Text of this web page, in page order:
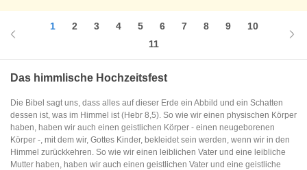
1 2 3 4 5 6 7 8 9
10
11
Das himmlische Hochzeitsfest
Die Bibel sagt uns, dass alles auf dieser Erde ein Abbild und ein Schatten
dessen ist, was im Himmel ist (Hebr 8,5). So wie wir einen physischen Körper
haben, haben wir auch einen geistlichen Körper - einen neugeborenen
Körper -, mit dem wir, Gottes Kinder, bekleidet sein werden, wenn wir in den
Himmel zurückkehren. So wie wir einen leiblichen Vater und eine leibliche
Mutter haben, haben wir auch einen geistlichen Vater und eine geistliche